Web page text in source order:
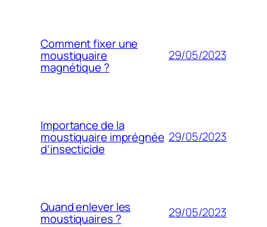
Comment fixer une
moustiquaire
magnétique ?
29/05/2023
Importance de la
moustiquaire imprégnée
d’insecticide
29/05/2023
Quand enlever les
moustiquaires ? 29/05/2023